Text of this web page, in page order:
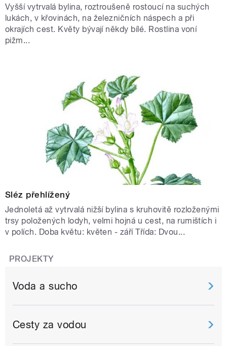
Vyšší vytrvalá bylina, roztroušeně rostoucí na suchých
lukách, v křovinách, na železničních náspech a při
okrajích cest. Květy bývají někdy bílé. Rostlina voní
pižm...
Sléz přehlížený
Jednoletá až vytrvalá nižší bylina s kruhovitě rozloženými
trsy položených lodyh, velmi hojná u cest, na rumištích i
v polích. Doba květu: květen - září Třída: Dvou...
PROJEKTY
Voda a sucho
Cesty za vodou